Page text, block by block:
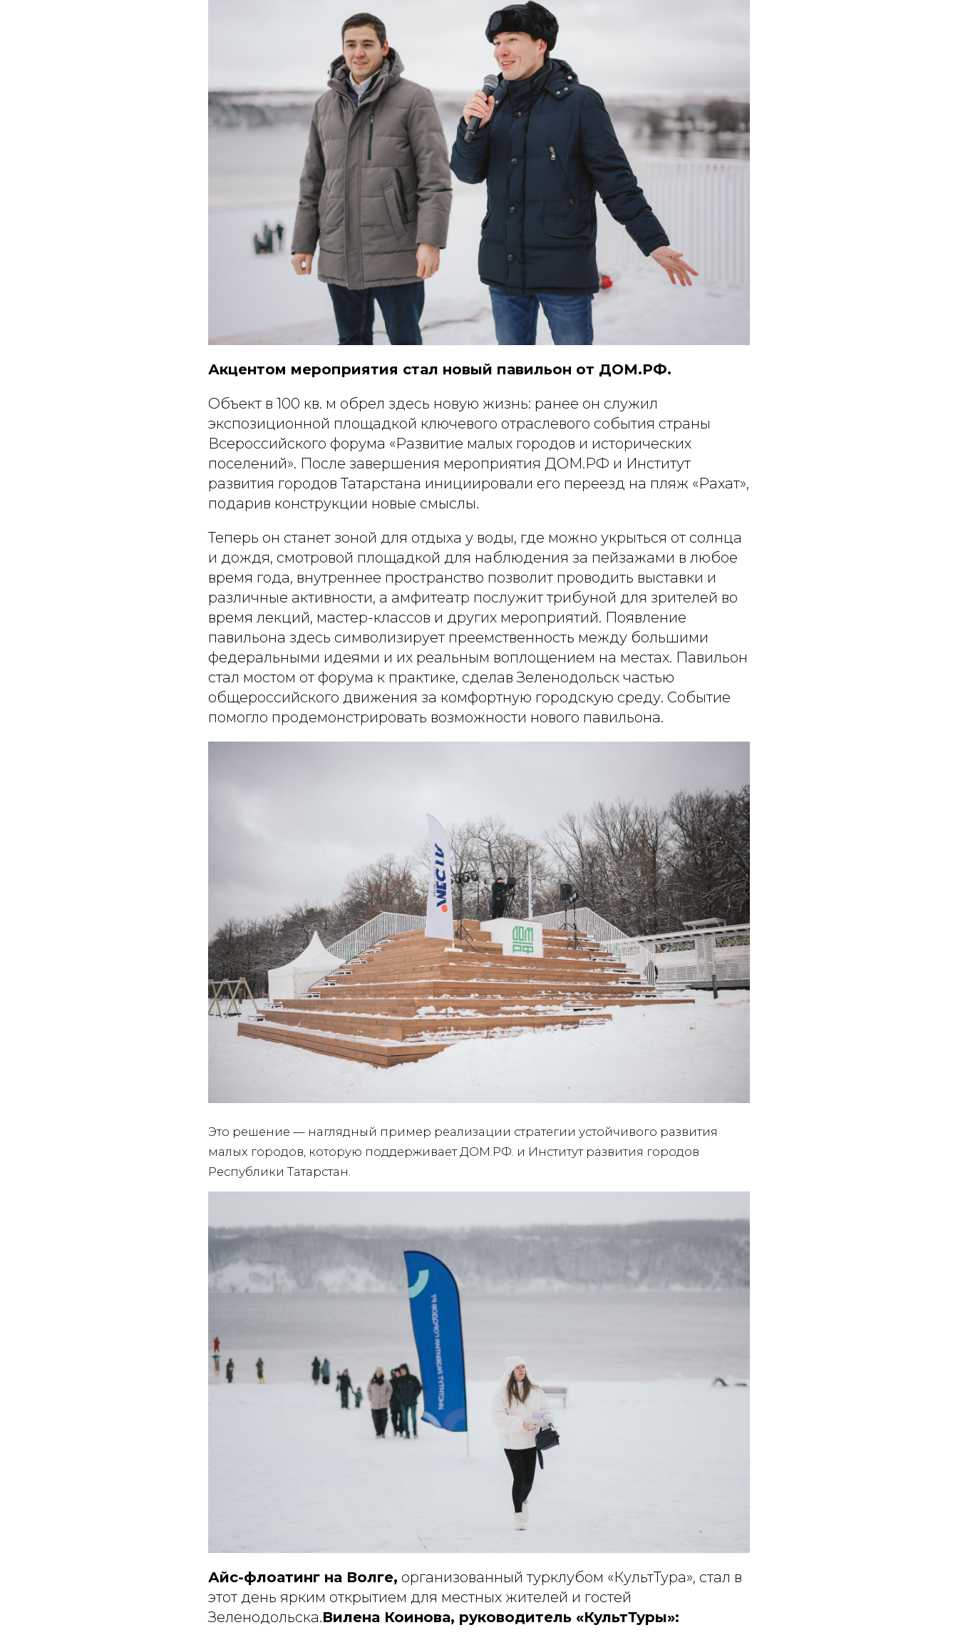
Акцентом мероприятия стал новый павильон от ДОМ.РФ.
Объект в 100 кв. м обрел здесь новую жизнь: ранее он служил
экспозиционной площадкой ключевого отраслевого события страны
Всероссийского форума «Развитие малых городов и исторических
поселений». После завершения мероприятия ДОМ.РФ и Институт
развития городов Татарстана инициировали его переезд на пляж «Рахат»,
подарив конструкции новые смыслы.
Теперь он станет зоной для отдыха у воды, где можно укрыться от солнца
и дождя, смотровой площадкой для наблюдения за пейзажами в любое
время года, внутреннее пространство позволит проводить выставки и
различные активности, а амфитеатр послужит трибуной для зрителей во
время лекций, мастер-классов и других мероприятий. Появление
павильона здесь символизирует преемственность между большими
федеральными идеями и их реальным воплощением на местах. Павильон
стал мостом от форума к практике, сделав Зеленодольск частью
общероссийского движения за комфортную городскую среду. Событие
помогло продемонстрировать возможности нового павильона.
Это решение — наглядный пример реализации стратегии устойчивого развития
малых городов, которую поддерживает ДОМ.РФ. и Институт развития городов
Республики Татарстан.
Айс-флоатинг на Волге, организованный турклубом «КультТура», стал в
этот день ярким открытием для местных жителей и гостей
Зеленодольска.Вилена Коинова, руководитель «КультТуры»: